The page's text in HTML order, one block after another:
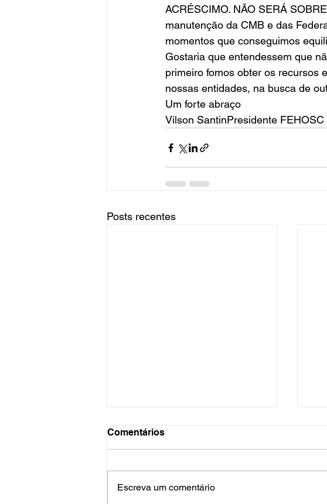
ACRÉSCIMO. NÃO SERÁ
manutenção da CMB e das
momentos que conseguimos
Gostaria que entendessem que
primeiro fomos obter os recursos
nossas entidades, na busca de
Um forte abraço
Vilson SantinPresidente FEHOSC
Posts recentes
Comentários
Escreva um comentário